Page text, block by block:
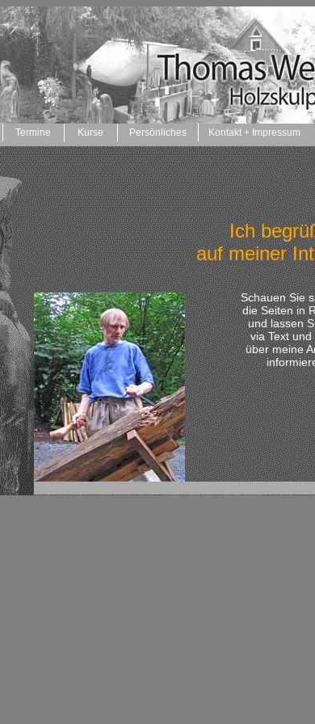
Ich
aufmeiner
Schauen Sie
die Seiten in
und lassen
via Text und
über meine
Termine Kurse Persönliches Kontakt + Impressum